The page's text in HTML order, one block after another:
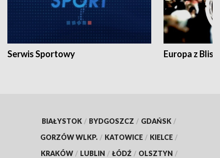
Serwis Sportowy Europa z
BIAŁYSTOK / BYDGOSZCZ / GDAŃSK /
GORZÓW WLKP. / KATOWICE / KIELCE /
KRAKÓW / LUBLIN / ŁÓDŹ / OLSZTYN /